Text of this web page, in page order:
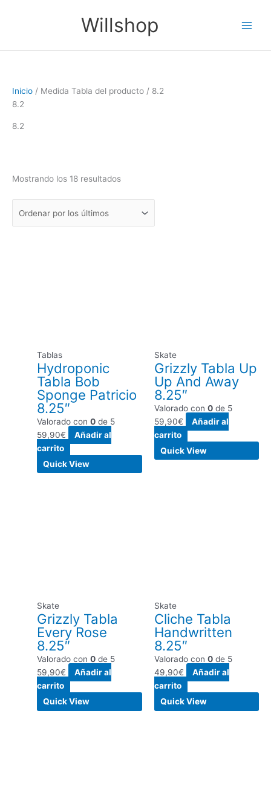
Willshop
Inicio / Medida Tabla del producto / 8.2
8.2
8.2
Mostrando los 18 resultados
por
los
Tablas
Hydroponic
Tabla Bob
Sponge Patricio
8.25″
Valorado con0 de 5
59,90€
Añadir al
carrito
Quick View
Skate
Grizzly Tabla Up
Up And Away
8.25″
Valorado con 0de 5
59,90€
Añadir al
carrito
Quick View
Skate
Grizzly Tabla
Every Rose
8.25″
Valorado con0 de 5
59,90€
Añadir al
carrito
Quick View
Skate
Cliche Tabla
Handwritten
8.25″
Valorado con 0de 5
49,90€
Añadir al
carrito
Quick View